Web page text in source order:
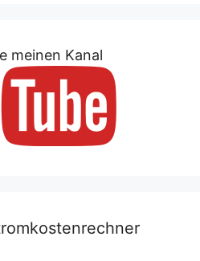
meinen Kanal